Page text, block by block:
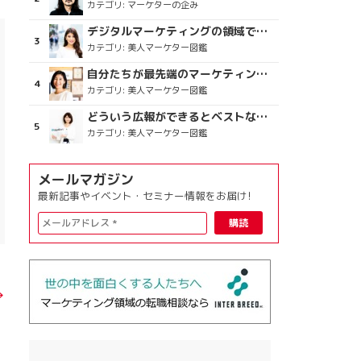
カテゴリ: マーケターの企み
デジタルマーケティングの領域で、海外というステージに
カテゴリ: 美人マーケター図鑑
自分たちが最先端のマーケティングを目指す
カテゴリ: 美人マーケター図鑑
どういう広報ができるとベストなのか
カテゴリ: 美人マーケター図鑑
メールマガジン
最新記事やイベント・セミナー情報をお届け!